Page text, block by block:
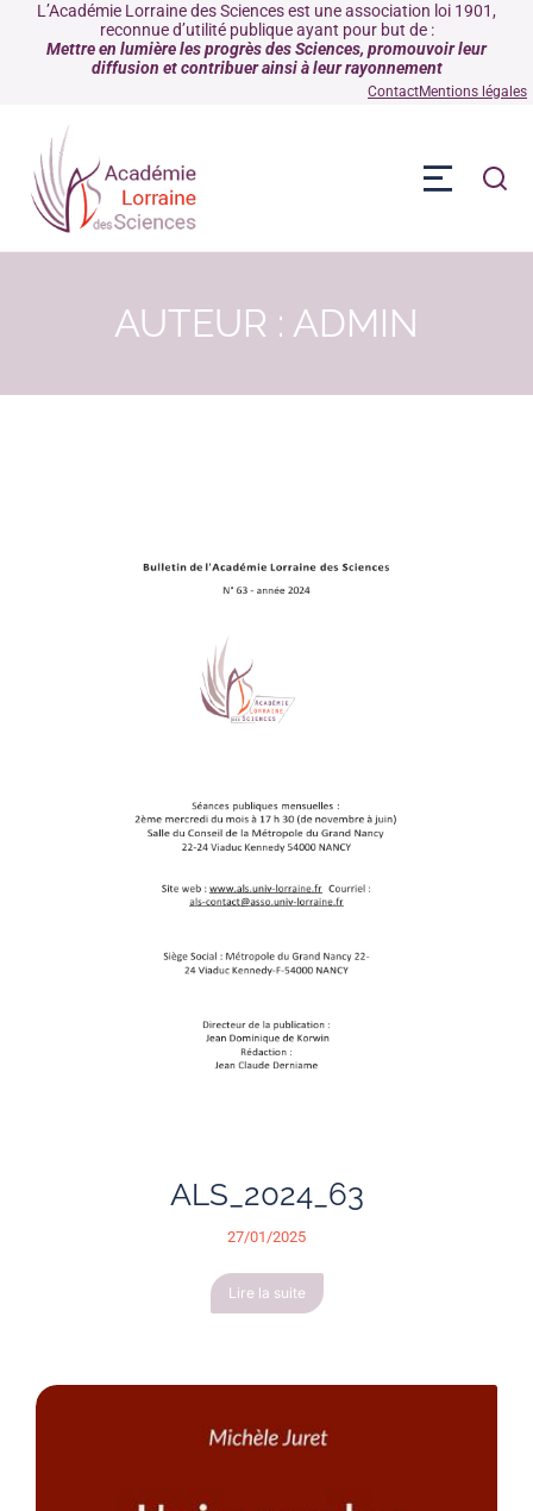
L’Académie Lorraine des Sciences est une association loi 1901,
reconnue d’utilité publique ayant pour but de :
Mettre en lumière les progrès des Sciences, promouvoir leur
diffusion et contribuer ainsi à leur rayonnement
ContactMentions légales
AUTEUR : ADMIN
ALS_2024_63
27/01/2025
Lire la suite